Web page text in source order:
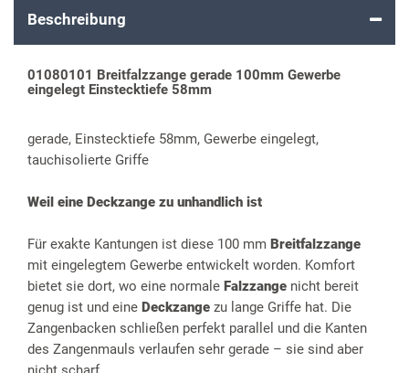
Beschreibung
01080101 Breitfalzzange gerade 100mm Gewerbe
eingelegt Einstecktiefe 58mm
gerade, Einstecktiefe 58mm, Gewerbe eingelegt,
tauchisolierte Griffe
Weil eine Deckzange zu unhandlich ist
Für exakte Kantungen ist diese 100 mm Breitfalzzange
mit eingelegtem Gewerbe entwickelt worden. Komfort
bietet sie dort, wo eine normale Falzzange nicht bereit
genug ist und eine Deckzange zu lange Griffe hat. Die
Zangenbacken schließen perfekt parallel und die Kanten
des Zangenmauls verlaufen sehr gerade – sie sind aber